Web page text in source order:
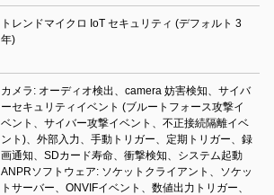
トレンドマイクロ IoT セキュリティ (デフォルト 3
年)
カメラ: オーディオ検出、camera 妨害検知、サイバ
ーセキュリティイベント (ブルートフォース攻撃イ
ベント、サイバー攻撃イベント、不正接続隔離イベ
ント)、外部入力、手動トリガー、定期トリガー、録
画通知、SDカード寿命、衝撃検知、システム起動
ANPRソフトウェア: ソケットクライアント、ソケッ
トサーバー、ONVIFイベント、数値出力トリガー、